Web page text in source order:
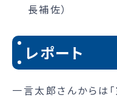
長補佐）
レポート
一言太郎さんからは